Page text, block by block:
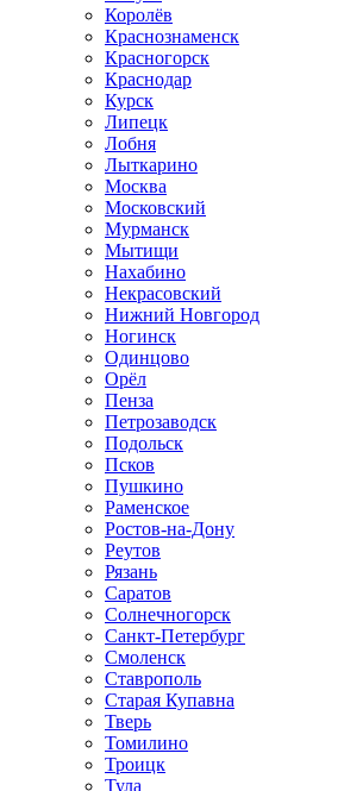
Королёв
Краснознаменск
Красногорск
Краснодар
Курск
Липецк
Лобня
Лыткарино
Москва
Московский
Мурманск
Мытищи
Нахабино
Некрасовский
Нижний Новгород
Ногинск
Одинцово
Орёл
Пенза
Петрозаводск
Подольск
Псков
Пушкино
Раменское
Ростов-на-Дону
Реутов
Рязань
Саратов
Солнечногорск
Санкт-Петербург
Смоленск
Ставрополь
Старая Купавна
Тверь
Томилино
Троицк
Тула